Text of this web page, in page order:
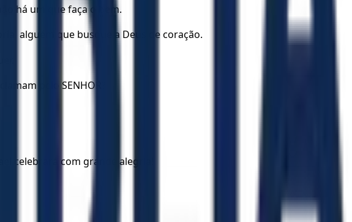
há um que faça o bem.
alguém que busque a Deus de coração.
pelo SENHOR?
celebrará com grande alegria!